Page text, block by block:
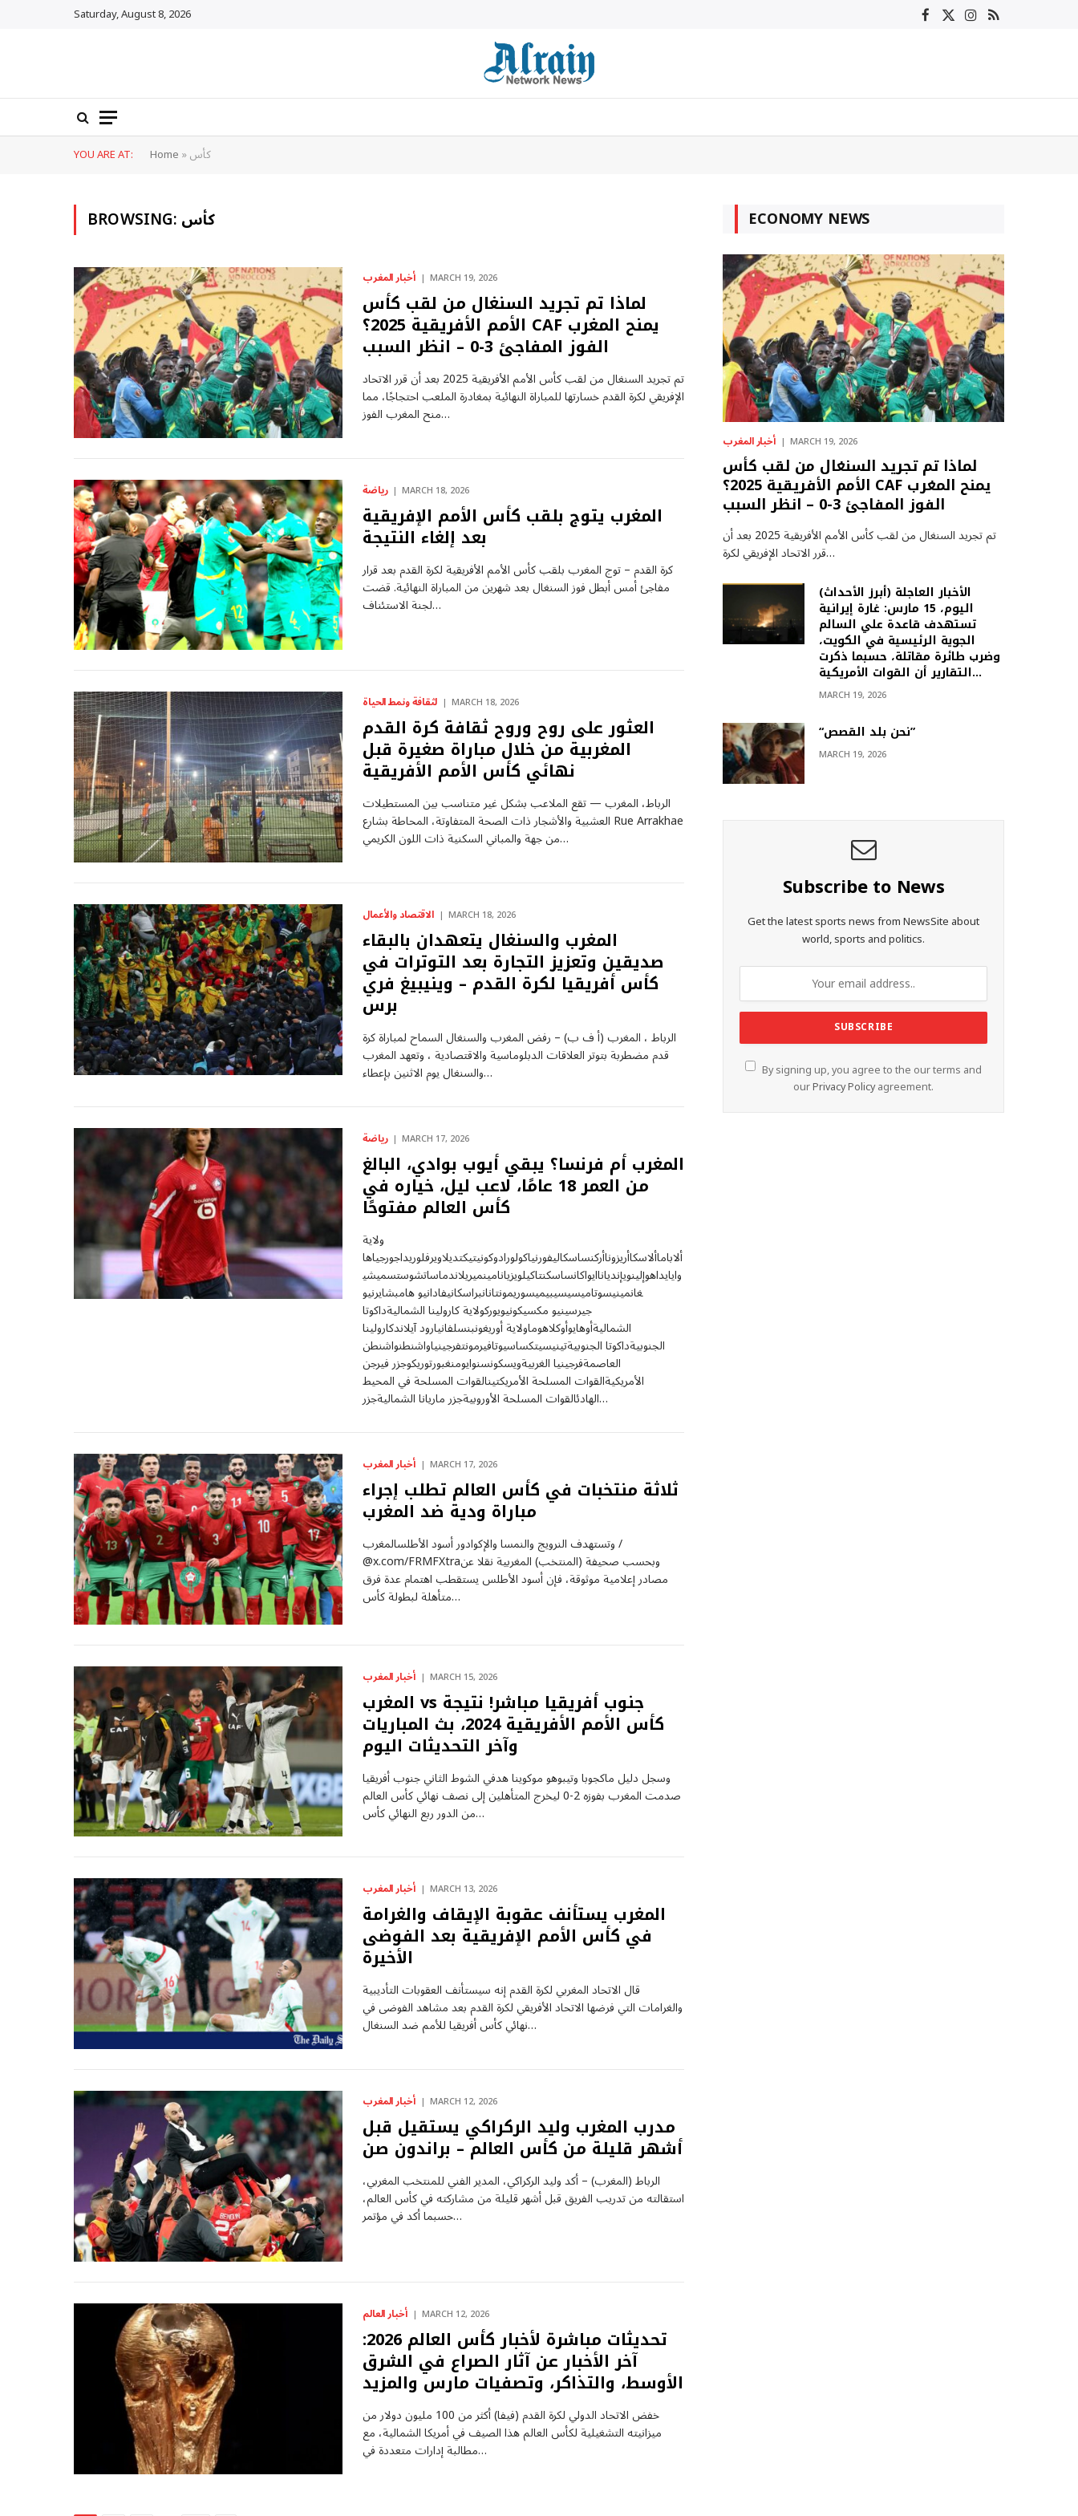
Saturday, August 8, 2026 Facebook
X Instagram
RSS
YOU ARE AT: Home»كأس
BROWSING:كأس
أخبار المغرب MARCH 19, 2026
لماذا تم تجريد السنغال من لقب كأس
الأمم الأفريقية 2025؟ CAF يمنح المغرب
الفوز المفاجئ 3-0 – انظر السبب
تم تجريد السنغال من لقب كأس الأمم الأفريقية 2025 بعد أن قرر الاتحاد
الإفريقي لكرة القدم خسارتها للمباراة النهائية بمغادرة الملعب احتجاجًا، مما
منح المغرب الفوز…
رياضة MARCH 18, 2026
المغرب يتوج بلقب كأس الأمم الإفريقية
بعد إلغاء النتيجة
كرة القدم – توج المغرب بلقب كأس الأمم الأفريقية لكرة القدم بعد قرار
مفاجئ أمس أبطل فوز السنغال بعد شهرين من المباراة النهائية. قضت
لجنة الاستئناف…
لثقافة ونمط الحياة MARCH 18, 2026
العثور على روح وروح ثقافة كرة القدم
المغربية من خلال مباراة صغيرة قبل
نهائي كأس الأمم الأفريقية
الرباط، المغرب — تقع الملاعب بشكل غير متناسب بين المستطيلات
العشبية والأشجار ذات الصحة المتفاوتة، المحاطة بشارع Rue Arrakhae
من جهة والمباني السكنية ذات اللون الكريمي…
الاقتصاد والأعمال MARCH 18, 2026
المغرب والسنغال يتعهدان بالبقاء
صديقين وتعزيز التجارة بعد التوترات في
كأس أفريقيا لكرة القدم – وينيبيغ فري
برس
الرباط ، المغرب (أ ف ب) – رفض المغرب والسنغال السماح لمباراة كرة
قدم مضطربة بتوتر العلاقات الدبلوماسية والاقتصادية ، وتعهد المغرب
والسنغال يوم الاثنين بإعطاء…
رياضة MARCH 17, 2026
المغرب أم فرنسا؟ يبقي أيوب بوادي، البالغ
من العمر 18 عامًا، لاعب ليل، خياره في
كأس العالم مفتوحًا
ولاية
ألاباماألاسكاأريزوناأركنساسكاليفورنياكولورادوكونيتيكتديلاويرفلوريداجورجياها
وايايداهوإلينويإندياناايواكانساسكنتاكيلويزيانامينميريلاندماساتشوستسميشي
غانمينيسوتاميسيسيبيميسوريمونتانانبراسكانيفادانيو هامبشايرنيو
جيرسينيو مكسيكونيويوركولاية كارولينا الشماليةداكوتا
الشماليةأوهايوأوكلاهوماولاية أوريغونبنسلفانيارود آيلاندكارولينا
الجنوبيةداكوتا الجنوبيةتينيسيتكساسيوتافيرمونتفرجينياواشنطنواشنطن
العاصمةفرجينيا الغربيةويسكونسنوايومنغبورتوريكوجزر فيرجن
الأمريكيةالقوات المسلحة الأمريكتينالقوات المسلحة في المحيط
الهادئالقوات المسلحة الأوروبيةجزر ماريانا الشماليةجزر…
أخبار المغرب MARCH 17, 2026
ثلاثة منتخبات في كأس العالم تطلب إجراء
مباراة ودية ضد المغرب
وتستهدف النرويج والنمسا والإكوادور أسود الأطلسالمغرب /
@x.com/FRMFXtraوبحسب صحيفة (المنتخب) المغربية نقلا عن
مصادر إعلامية موثوقة، فإن أسود الأطلس يستقطب اهتمام عدة فرق
متأهلة لبطولة كأس…
أخبار المغرب MARCH 15, 2026
المغرب vs جنوب أفريقيا مباشر! نتيجة
كأس الأمم الأفريقية 2024، بث المباريات
وآخر التحديثات اليوم
وسجل دليل ماكجوبا وتيبوهو موكوينا هدفي الشوط الثاني جنوب أفريقيا
صدمت المغرب بفوزه 2-0 ليخرج المتأهلين إلى نصف نهائي كأس العالم
من الدور ربع النهائي كأس…
أخبار المغرب MARCH 13, 2026
المغرب يستأنف عقوبة الإيقاف والغرامة
في كأس الأمم الإفريقية بعد الفوضى
الأخيرة
قال الاتحاد المغربي لكرة القدم إنه سيستأنف العقوبات التأديبية
والغرامات التي فرضها الاتحاد الأفريقي لكرة القدم بعد مشاهد الفوضى في
نهائي كأس أفريقيا للأمم ضد السنغال…
أخبار المغرب MARCH 12, 2026
مدرب المغرب وليد الركراكي يستقيل قبل
أشهر قليلة من كأس العالم – براندون صن
الرباط (المغرب) – أكد وليد الركراكي، المدير الفني للمنتخب المغربي،
استقالته من تدريب الفريق قبل أشهر قليلة من مشاركته في كأس العالم،
حسبما أكد في مؤتمر…
أخبار العالم MARCH 12, 2026
تحديثات مباشرة لأخبار كأس العالم 2026:
آخر الأخبار عن آثار الصراع في الشرق
الأوسط، والتذاكر، وتصفيات مارس والمزيد
خفض الاتحاد الدولي لكرة القدم (فيفا) أكثر من 100 مليون دولار من
ميزانيته التشغيلية لكأس العالم هذا الصيف في أمريكا الشمالية، مع
مطالبة إدارات متعددة في…
ECONOMY NEWS
أخبار المغرب MARCH 19, 2026
لماذا تم تجريد السنغال من لقب كأس
الأمم الأفريقية 2025؟ CAF يمنح المغرب
الفوز المفاجئ 3-0 – انظر السبب
تم تجريد السنغال من لقب كأس الأمم الأفريقية 2025 بعد أن
قرر الاتحاد الإفريقي لكرة…
(أبرز الأحداث) الأخبار العاجلة
اليوم، 15 مارس: غارة إيرانية
تستهدف قاعدة علي السالم
الجوية الرئيسية في الكويت،
وضرب طائرة مقاتلة، حسبما ذكرت
التقارير أن القوات الأمريكية…
MARCH 19, 2026
“نحن بلد القصص”
MARCH 19, 2026
Subscribe to News
Get the latest sports news from NewsSite about
world, sports and politics.
By signing up, you agree to the our terms and
ourPrivacy Policyagreement.